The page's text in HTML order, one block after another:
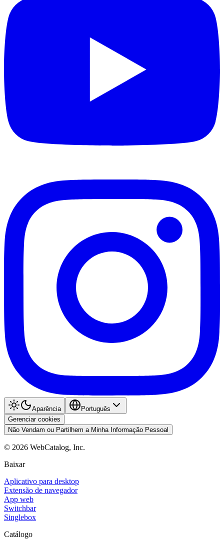
Aparência
Português
Gerenciar cookies
Não Vendam ou Partilhem a Minha Informação Pessoal
© 2026 WebCatalog, Inc.
Baixar
Aplicativo para desktop
Extensão de navegador
App web
Switchbar
Singlebox
Catálogo